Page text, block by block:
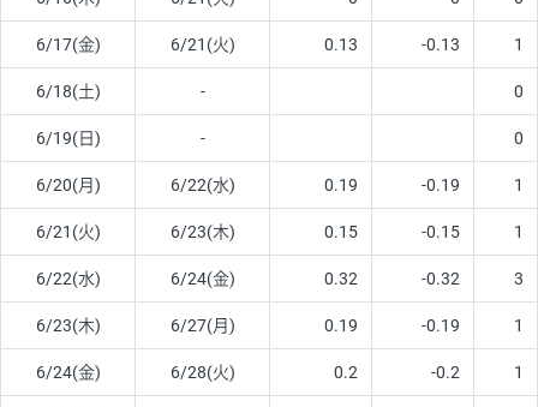
6/17(金) 6/21(火) 0.13 -0.13 1
6/18(土) - 0
6/19(日) - 0
6/20(月) 6/22(水) 0.19 -0.19 1
6/21(火) 6/23(木) 0.15 -0.15 1
6/22(水) 6/24(金) 0.32 -0.32 3
6/23(木) 6/27(月) 0.19 -0.19 1
6/24(金) 6/28(火) 0.2 -0.2 1